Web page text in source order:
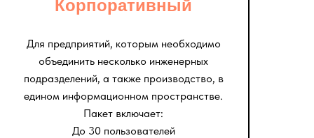
Корпоративный
Для предприятий, которым необходимо
объединить несколько инженерных
подразделений, а также производство, в
едином информационном пространстве.
Пакет включает:
До 30 пользователей